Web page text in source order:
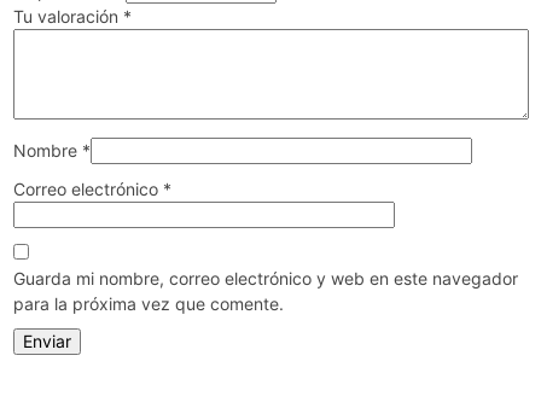
Tu valoración *
Nombre *
Correo electrónico *
Guarda mi nombre, correo electrónico y web en este navegador
para la próxima vez que comente.